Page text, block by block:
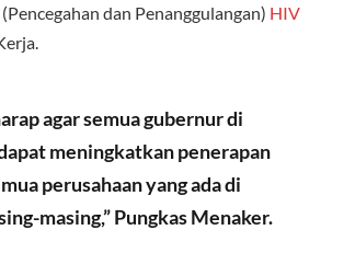
dan Penanggulangan) HIV
agar semua gubernur di
meningkatkan penerapan
perusahaan yang ada di
masing,” Pungkas Menaker.